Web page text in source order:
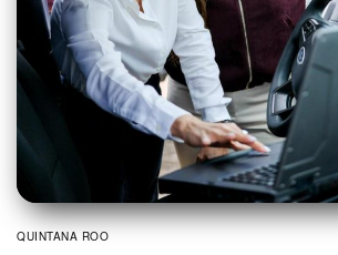
QUINTANA ROO